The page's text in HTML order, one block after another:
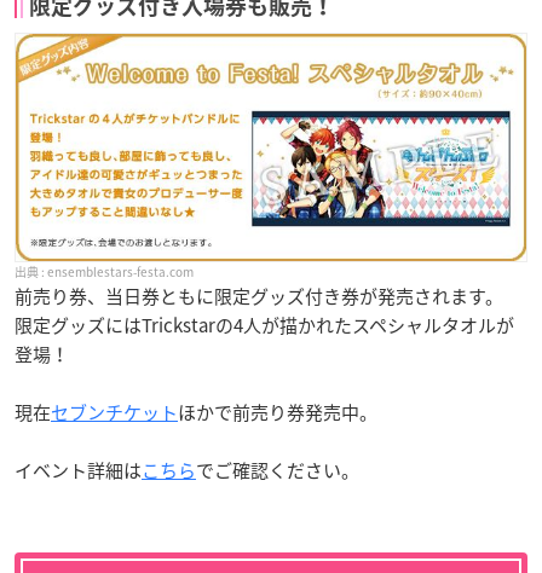
限定グッズ付き入場券も販売！
ensemblestars-festa.com
前売り券、当日券ともに限定グッズ付き券が発売されます。
限定グッズにはTrickstarの4人が描かれたスペシャルタオルが
登場！
現在セブンチケットほかで前売り券発売中。
イベント詳細はこちらでご確認ください。